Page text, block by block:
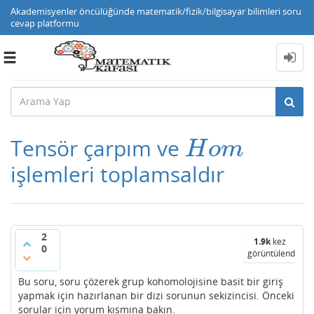
Akademisyenler öncülüğünde matematik/fizik/bilgisayar bilimleri soru
cevap platformu
Toggle
Tensör çarpım ve Hom
Hom
işlemleri toplamsaldır
2
0
1.9kkez
görüntülendi
Bu soru, soru çözerek grup kohomolojisine basit bir giriş
yapmak için hazırlanan bir dizi sorunun sekizincisi. Önceki
sorular için yorum kısmına bakın.